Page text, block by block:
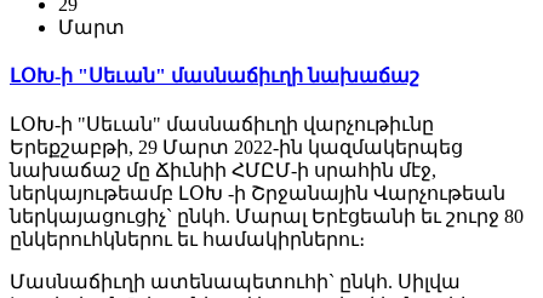
Մարտ
ԼՕԽ-ի "Սեւան" մասնաճիւղի նախաճաշ
ԼՕԽ-ի "Սեւան" մասնաճիւղի վարչութիւնը
Երեքշաբթի, 29 Մարտ 2022-ին կազմակերպեց
նախաճաշ մը Ճիւնիի ՀՄԸՄ-ի սրահին մէջ,
ներկայութեամբ ԼՕԽ -ի Շրջանային Վարչութեան
ներկայացուցիչ` ընկհ. Մարալ Երէցեանի եւ շուրջ 80
ընկերուհկներու եւ համակիրներու։
Մասնաճիւղի ատենապետուհի` ընկհ. Սիլվա